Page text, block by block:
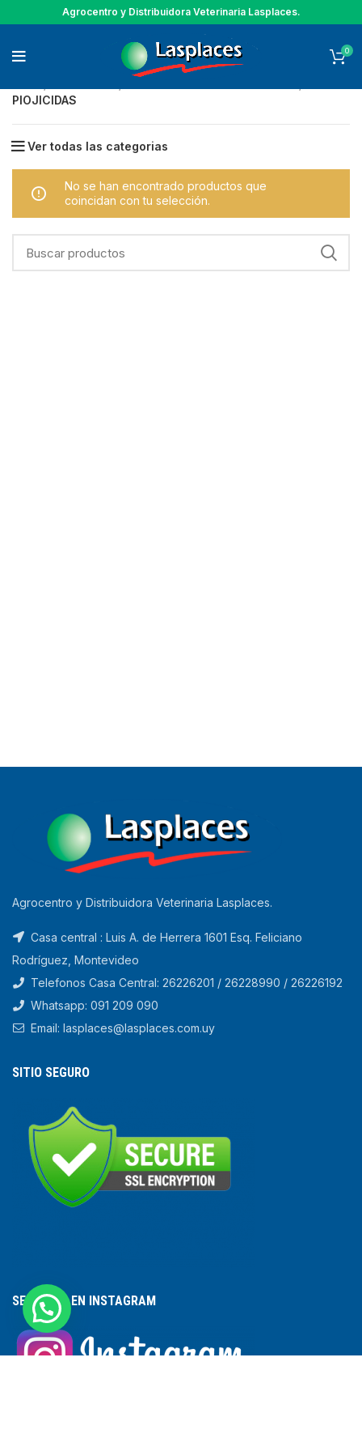
Agrocentro y Distribuidora Veterinaria Lasplaces.
0
PIOJICIDAS
Ver todas las categorias
No se han encontrado productos que
coincidan con tu selección.
Agrocentro y Distribuidora Veterinaria Lasplaces.
Casa central : Luis A. de Herrera 1601 Esq. Feliciano
Rodríguez, Montevideo
Telefonos Casa Central: 26226201 / 26228990 / 26226192
Whatsapp: 091 209 090
Email: lasplaces@lasplaces.com.uy
SITIO SEGURO
SEGUINOS EN INSTAGRAM